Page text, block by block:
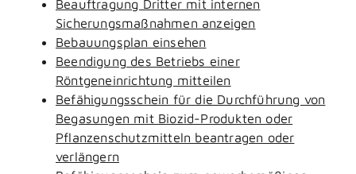
Beauftragung Dritter mit internen
Sicherungsmaßnahmen anzeigen
Bebauungsplan einsehen
Beendigung des Betriebs einer
Röntgeneinrichtung mitteilen
Befähigungsschein für die Durchführung von
Begasungen mit Biozid-Produkten oder
Pflanzenschutzmitteln beantragen oder
verlängern